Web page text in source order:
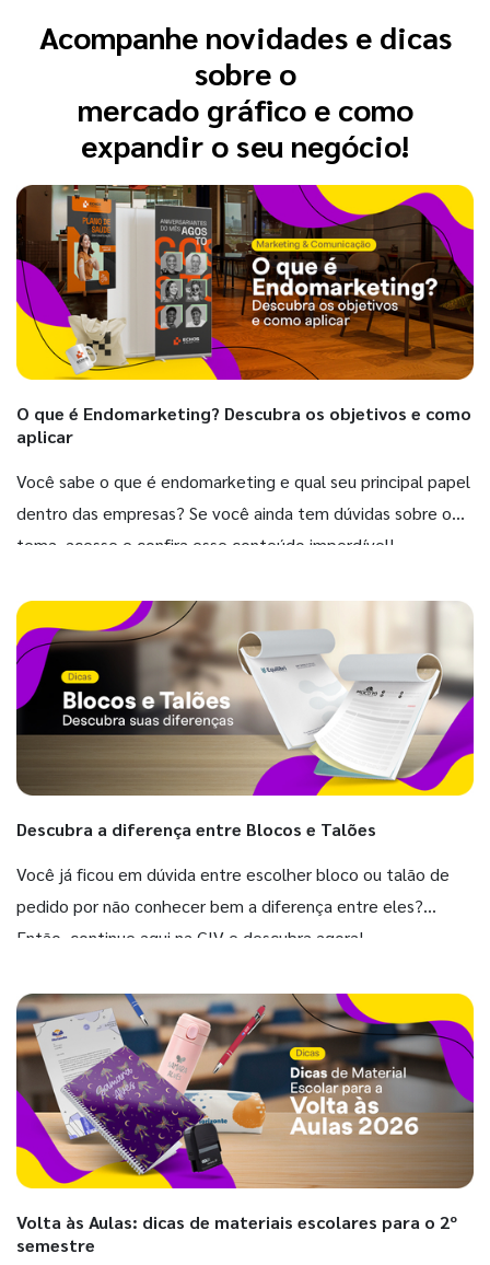
Acompanhe novidades e dicas
sobre o
mercado gráfico e como
expandir o seu negócio!
O que é Endomarketing? Descubra os objetivos e como
aplicar
Você sabe o que é endomarketing e qual seu principal papel
dentro das empresas? Se você ainda tem dúvidas sobre o
tema, acesse e confira esse conteúdo imperdível!
Descubra a diferença entre Blocos e Talões
Você já ficou em dúvida entre escolher bloco ou talão de
pedido por não conhecer bem a diferença entre eles?
Então, continue aqui na GIV e descubra agora!
Volta às Aulas: dicas de materiais escolares para o 2º
semestre